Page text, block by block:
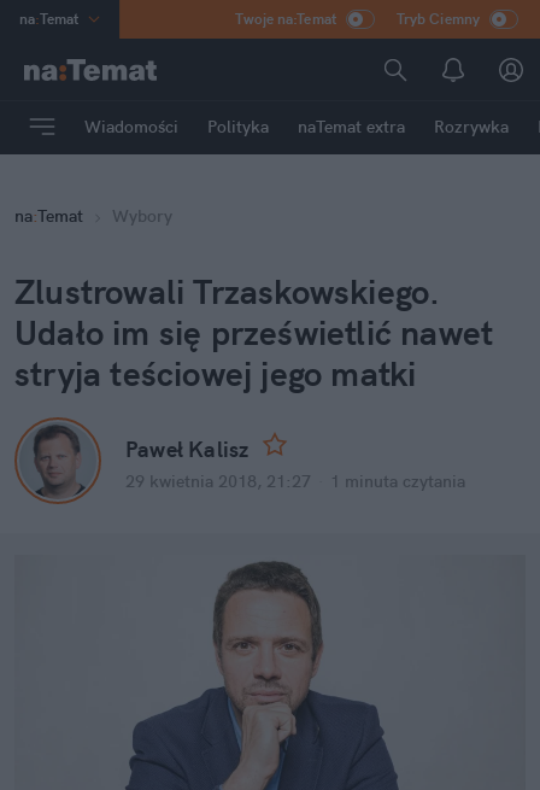
na:Temat
Poland
mama
Rozrywka
Twoje na:Temat Tryb Ciemny
Wiadomości Polityka naTemat extra Rozrywka
na:Temat Wybory
Zlustrowali Trzaskowskiego.
Udało im się prześwietlić nawet
stryja teściowej jego matki
Paweł Kalisz
29 kwietnia 2018, 21:27 1 minuta czytania